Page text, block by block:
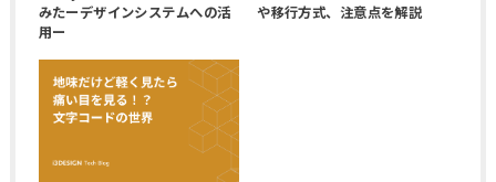
みたーデザインシステムへの活
用ー
や移行方式、注意点を解説